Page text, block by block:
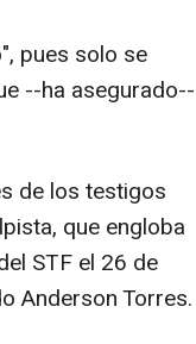
pues solo se
--ha asegurado--
de los testigos
que engloba
STF el 26 de
Anderson Torres.